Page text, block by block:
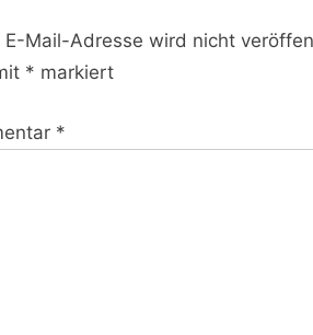
E-Mail-Adresse wird nicht
* markiert
*